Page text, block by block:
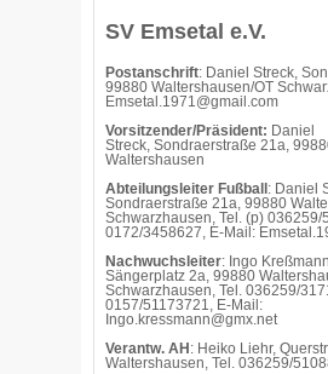
SV Emsetal e.V.
Postanschrift: Daniel Streck,
99880 Waltershausen/OT
Emsetal.1971@gmail.com
Vorsitzender/Präsident: Daniel
Streck, Sondraerstraße 21a,
Waltershausen
Abteilungsleiter Fußball : Daniel
Sondraerstraße 21a, 99880
Schwarzhausen, Tel. (p) 036259/
0172/3458627, E-Mail:
Nachwuchsleiter: Ingo
Sängerplatz 2a, 99880
Schwarzhausen, Tel. 036259/
0157/51173721, E-Mail:
Ingo.kressmann@gmx.net
Verantw. AH : Heiko Liehr,
Waltershausen, Tel. 036259/